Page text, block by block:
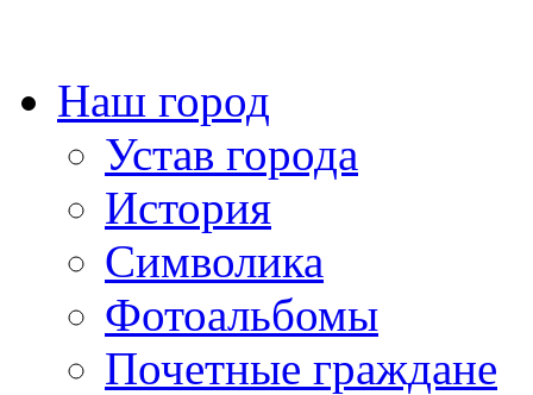
Наш город
Устав города
История
Символика
Фотоальбомы
Почетные граждане